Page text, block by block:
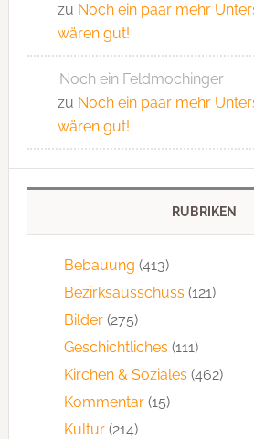
zu Noch ein paar mehr
wären gut!
Noch ein Feldmochinger
zu Noch ein paar mehr
wären gut!
RUBRIKEN
Bebauung (413)
Bezirksausschuss (121)
Bilder(275)
Geschichtliches (111)
Kirchen & Soziales (462)
Kommentar(15)
Kultur(214)